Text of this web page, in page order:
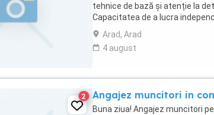
tehnice de bază și atenție la
Capacitatea de a lucra
categoria B Studii ...
Arad, Arad
4 august
2 Angajez muncitori in
Buna ziua! Angajez muncitori